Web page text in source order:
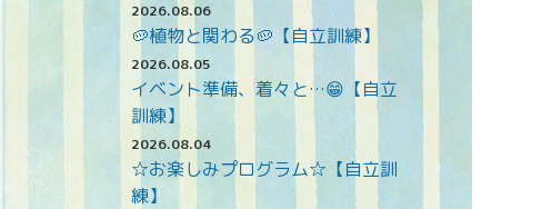
2026.08.06
🥔植物と関わる🥔【自立訓練】
2026.08.05
イベント準備、着々と…😁【自立
訓練】
2026.08.04
☆お楽しみプログラム☆【自立訓
練】